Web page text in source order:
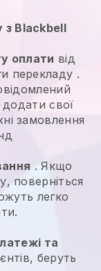
з Blackbell
оплати від
перекладу .
свої
замовлення
. Якщо
поверніться
легко
та
беруть